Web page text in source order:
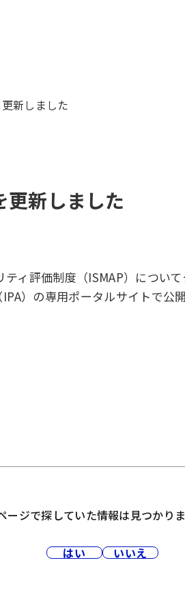
新しました
更新しました
ィ評価制度（ISMAP）につい
）の専用ポータルサイトで公開
ージで探していた情報は見つかり
はい いいえ